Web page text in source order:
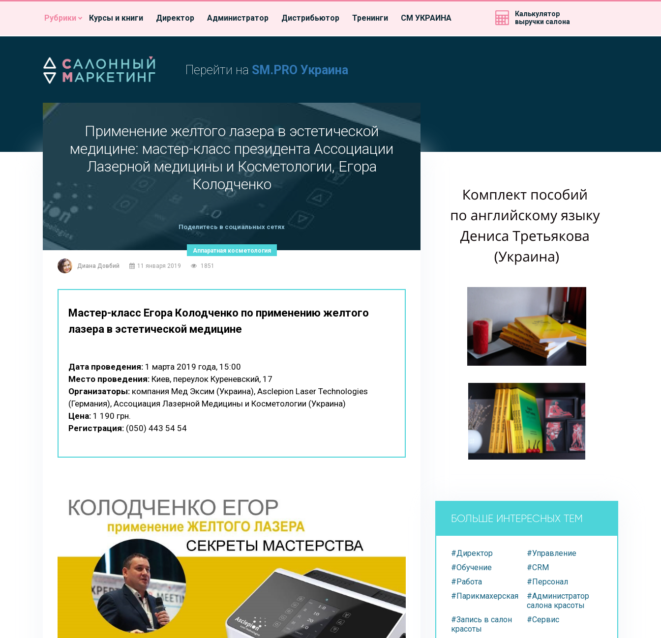
Рубрики Курсы и книги Директор Администратор Дистрибьютор Тренинги СМ УКРАИНА
Калькулятор
выручки салона
Перейти на SM.PRO Украина
Применение желтого лазера в эстетической
медицине: мастер-класс президента Ассоциации
Лазерной медицины и Косметологии, Егора
Колодченко
Поделитесь в социальных сетях
Аппаратная косметология
Диана Довбий 11 января 2019 1851
Мастер-класс Егора Колодченко по применению желтого
лазера в эстетической медицине
Дата проведения: 1 марта 2019 года, 15:00
Место проведения: Киев, переулок Куреневский, 17
Организаторы: компания Мед Эксим (Украина), Asclepion Laser Technologies
(Германия), Ассоциация Лазерной Медицины и Косметологии (Украина)
Цена: 1 190 грн.
Регистрация: (050) 443 54 54
БОЛЬШЕ ИНТЕРЕСНЫХ ТЕМ
#Директор
#Управление
#Обучение
#CRM
#Работа
#Персонал
#Парикмахерская
#Администратор
салона красоты
#Запись в салон
красоты
#Сервис